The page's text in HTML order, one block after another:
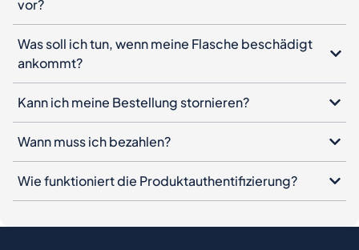
vor?
Was soll ich tun, wenn meine Flasche beschädigt
ankommt?
Kann ich meine Bestellung stornieren?
Wann muss ich bezahlen?
Wie funktioniert die Produktauthentifizierung?